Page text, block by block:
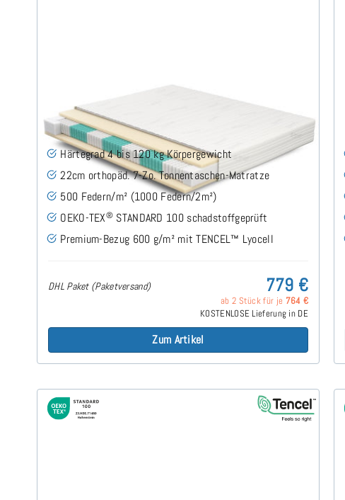
SERA H4 (TENCEL™ Lyocell) TTFK-Matratze 200x220
Härtegrad 4 bis 120 kg Körpergewicht
22cm orthopäd. 7-Zo. Tonnentaschen-Matratze
500 Federn/m² (1000 Federn/2m²)
OEKO-TEX® STANDARD 100 schadstoffgeprüft
Premium-Bezug 600 g/m² mit TENCEL™ Lyocell
DHL Paket (Paketversand) 779 €
ab 2 Stück für je 764 €
KOSTENLOSE Lieferung in DE
Zum Artikel